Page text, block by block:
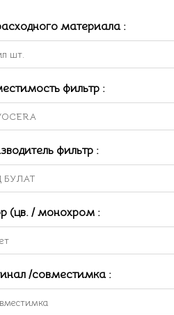
материала:
фильтр :
фильтр :
(цв. / монохром :
/совместимка :